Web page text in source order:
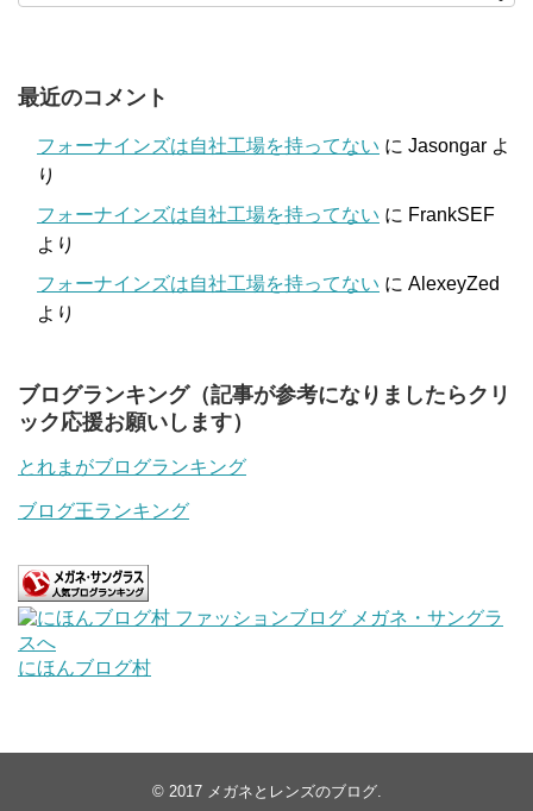
最近のコメント
フォーナインズは自社工場を持ってない に Jasongar よ
り
フォーナインズは自社工場を持ってない に FrankSEF
より
フォーナインズは自社工場を持ってない に AlexeyZed
より
ブログランキング（記事が参考になりましたらクリ
ック応援お願いします）
とれまがブログランキング
ブログ王ランキング
にほんブログ村
© 2017 メガネとレンズのブログ.